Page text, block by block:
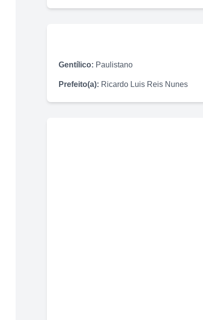
Gentílico: Paulistano
Prefeito(a): Ricardo Luis Reis Nunes